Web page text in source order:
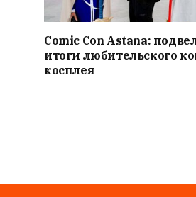
Comic Con Astana:
итоги любительского
косплея